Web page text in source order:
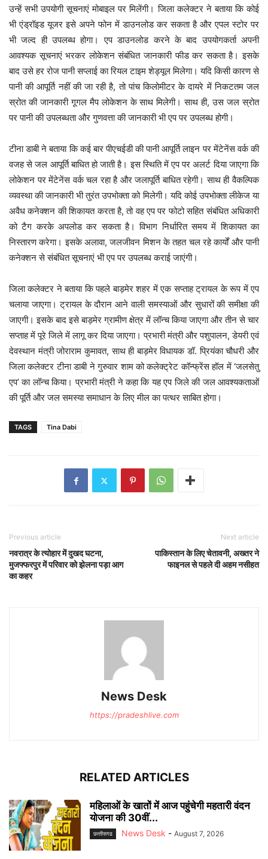
उन्हें सभी उपयोगी सूचनाएं मोबाइल पर मिलेंगी। जिला कलेक्टर ने बताया कि कोई
भी एंड्रॉइड यूजर इसे अपने फोन में डाउनलोड कर सकता है और एपल स्टोर पर
भी जल्द ही उपलब्ध होगा। एप डाउनलोड करने के बाद उपयोगकर्ता अपनी
आवश्यक सूचनाएं भरकर लोकेशन संबंधित जानकारी फीड कर सकता है। इसके
बाद उसे हर रोज पानी सप्लाई का रियल टाइम शेड्यूल मिलेगा। यदि किसी कारण से
पानी की आपूर्ति नहीं की जा रही है, तो पांच किलोमीटर के दायरे में निकटतम जल
स्रोत की जानकारी गूगल मैप लोकेशन के साथ मिलेगी। साथ ही, उस जल स्रोत
पर पानी की उपलब्धता और गुणवत्ता की जानकारी भी एप पर उपलब्ध होगी।
टीना डाबी ने बताया कि कई बार पीएचईडी की पानी आपूर्ति लाइन पर मेंटेनेंस वर्क की
वजह से जल आपूर्ति बाधित हो जाती है। इस स्थिति में एप पर अलर्ट दिया जाएगा कि
लोकेशन पर मेंटेनेंस वर्क चल रहा है और जलापूर्ति बाधित रहेगी। साथ ही वैकल्पिक
व्यवस्था की जानकारी भी तुरंत उपभोक्ता को मिलेगी। यदि कोई उपभोक्ता लीकेज या
अवैध कनेक्शन की शिकायत करता है, तो वह एप पर फोटो सहित संबंधित अधिकारी
को टैग करके अपलोड कर सकता है। विभाग निर्धारित समय में शिकायत का
निस्तारण करेगा। इसके अलावा, जलजीवन मिशन के तहत चल रहे कार्यों और पानी
कनेक्शन से संबंधित सूचनाएं भी एप पर उपलब्ध कराई जाएंगी।
जिला कलेक्टर ने बताया कि पहले बाड़मेर शहर में एक सप्ताह ट्रायल के रूप में एप
चलाया जाएगा। ट्रायल के दौरान आने वाली समस्याओं और सुधारों की समीक्षा की
जाएगी। इसके बाद इसे बाड़मेर ग्रामीण क्षेत्र में लॉन्च किया जाएगा और तीन से चार
सप्ताह में पूरे जिले में लागू कर दिया जाएगा। प्रभारी मंत्री और पशुपालन, डेयरी एवं
देवस्थान मंत्री जोराराम कुमावत, साथ ही बाड़मेर विधायक डॉ. प्रियंका चौधरी और
जिला कलेक्टर टीना डाबी ने गुरुवार शाम को कलेक्ट्रेट कॉन्फ्रेंस हॉल में ‘जलसेतु
एप’ का लॉन्च किया। प्रभारी मंत्री ने कहा कि यह एप जिले की जल आवश्यकताओं
की पूर्ति और जल समस्या समाधान के लिए मील का पत्थर साबित होगा।
TAGS Tina Dabi
Previous article
नवरात्र के त्योहार में दुखद घटना,
मुजफ्फरपुर में परिवार को झेलना पड़ा आग
का कहर
Next article
पाकिस्तान के लिए चेतावनी, अख्तर ने
फाइनल से पहले दी अहम नसीहत
News Desk
https://pradeshlive.com
RELATED ARTICLES
महिलाओं के खातों में आज पहुंचेगी महतारी वंदन
योजना की 30वीं...
छत्‍तीसगढ News Desk - August 7, 2026